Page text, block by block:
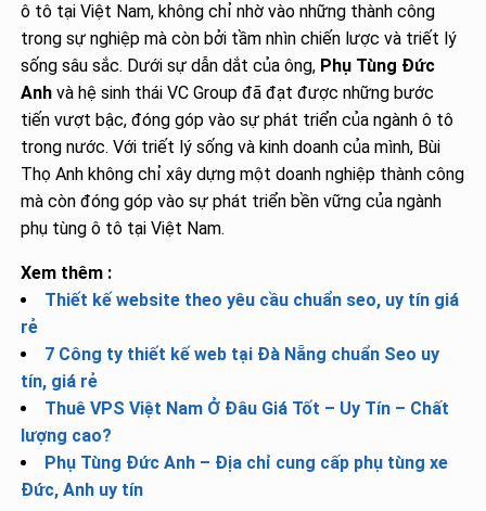
ô tô tại Việt Nam, không chỉ nhờ vào những thành công
trong sự nghiệp mà còn bởi tầm nhìn chiến lược và triết lý
sống sâu sắc. Dưới sự dẫn dắt của ông, Phụ Tùng Đức
Anh và hệ sinh thái VC Group đã đạt được những bước
tiến vượt bậc, đóng góp vào sự phát triển của ngành ô tô
trong nước. Với triết lý sống và kinh doanh của mình, Bùi
Thọ Anh không chỉ xây dựng một doanh nghiệp thành công
mà còn đóng góp vào sự phát triển bền vững của ngành
phụ tùng ô tô tại Việt Nam.
Xem thêm :
Thiết kế website theo yêu cầu chuẩn seo, uy tín giá
rẻ
7 Công ty thiết kế web tại Đà Nẵng chuẩn Seo uy
tín, giá rẻ
Thuê VPS Việt Nam Ở Đâu Giá Tốt – Uy Tín – Chất
lượng cao?
Phụ Tùng Đức Anh – Địa chỉ cung cấp phụ tùng xe
Đức, Anh uy tín